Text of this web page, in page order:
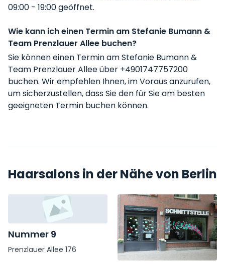
09:00 - 19:00 geöffnet.
Wie kann ich einen Termin am Stefanie Bumann &
Team Prenzlauer Allee buchen?
Sie können einen Termin am Stefanie Bumann &
Team Prenzlauer Allee über +4901747757200
buchen. Wir empfehlen Ihnen, im Voraus anzurufen,
um sicherzustellen, dass Sie den für Sie am besten
geeigneten Termin buchen können.
Haarsalons in der Nähe von Berlin
Nummer 9
Prenzlauer Allee 176